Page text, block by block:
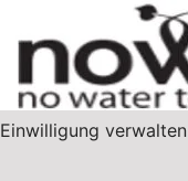
Einwilligung verwalten